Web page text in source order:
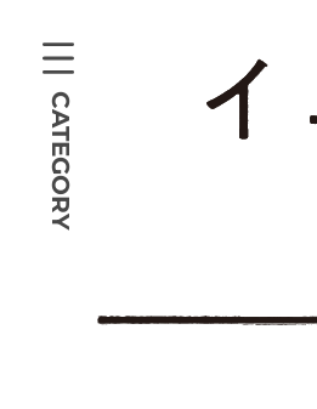
CATEGORY